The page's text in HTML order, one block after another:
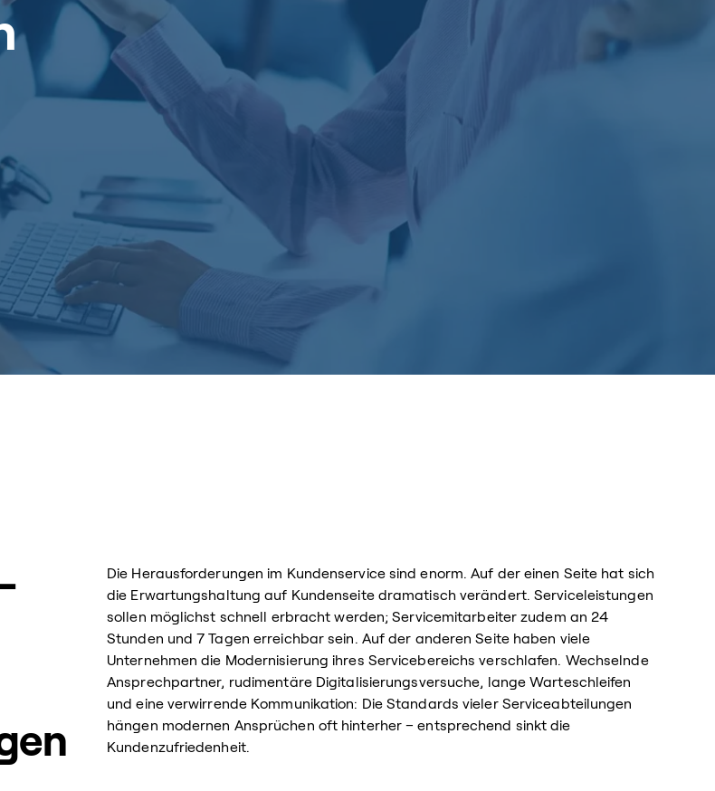
Die Herausforderungen im Kundenservice sind enorm. Auf der einen Seite hat sich
die Erwartungshaltung auf Kundenseite dramatisch verändert. Serviceleistungen
sollen möglichst schnell erbracht werden; Servicemitarbeiter zudem an 24
Stunden und 7 Tagen erreichbar sein. Auf der anderen Seite haben viele
Unternehmen die Modernisierung ihres Servicebereichs verschlafen. Wechselnde
Ansprechpartner, rudimentäre Digitalisierungsversuche, lange Warteschleifen
und eine verwirrende Kommunikation: Die Standards vieler Serviceabteilungen
hängen modernen Ansprüchen oft hinterher – entsprechend sinkt die
Kundenzufriedenheit.